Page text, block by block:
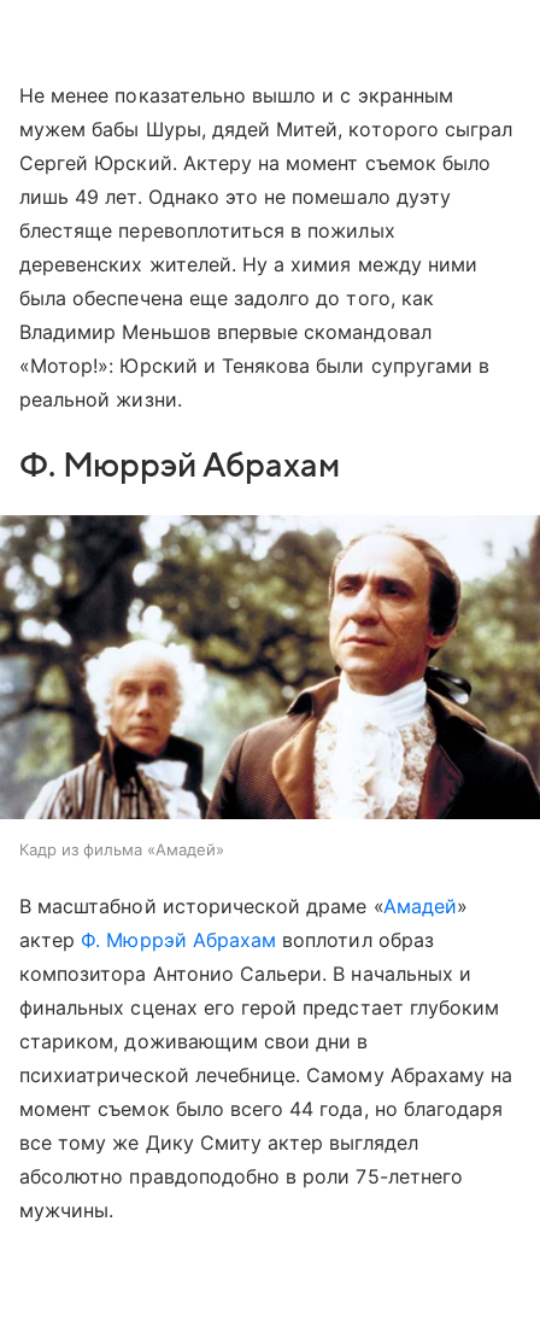
Не менее показательно вышло и с экранным
мужем бабы Шуры, дядей Митей, которого сыграл
Сергей Юрский. Актеру на момент съемок было
лишь 49 лет. Однако это не помешало дуэту
блестяще перевоплотиться в пожилых
деревенских жителей. Ну а химия между ними
была обеспечена еще задолго до того, как
Владимир Меньшов впервые скомандовал
«Мотор!»: Юрский и Тенякова были супругами в
реальной жизни.
Ф. Мюррэй Абрахам
Кадр из фильма «Амадей»
В масштабной исторической драме «Амадей»
актер Ф. Мюррэй Абрахам воплотил образ
композитора Антонио Сальери. В начальных и
финальных сценах его герой предстает глубоким
стариком, доживающим свои дни в
психиатрической лечебнице. Самому Абрахаму на
момент съемок было всего 44 года, но благодаря
все тому же Дику Смиту актер выглядел
абсолютно правдоподобно в роли 75-летнего
мужчины.